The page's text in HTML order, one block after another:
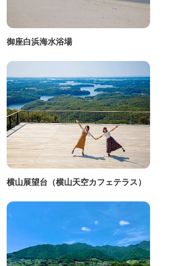
徳司神社樹叢【県指定天然記念物】
御座白浜海水浴場
横山展望台（横山天空カフェテラス）